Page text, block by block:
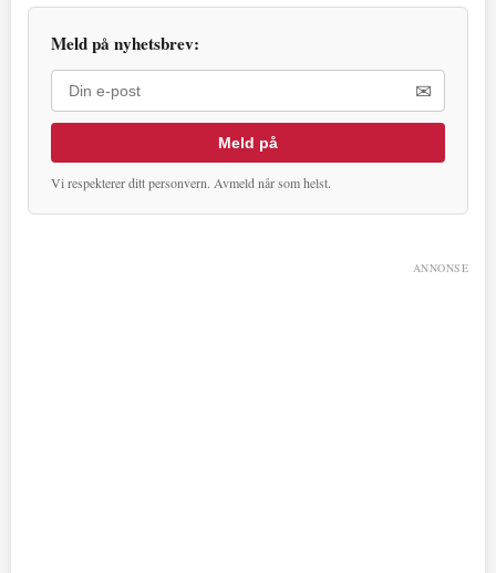
Meld på nyhetsbrev:
✉
Meld på
Vi respekterer ditt personvern. Avmeld når som helst.
ANNONSE